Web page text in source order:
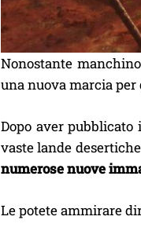
Nonostante
una nuova marcia
Dopo aver pubblicato
vaste lande
numerose nuove
Le potete ammirare